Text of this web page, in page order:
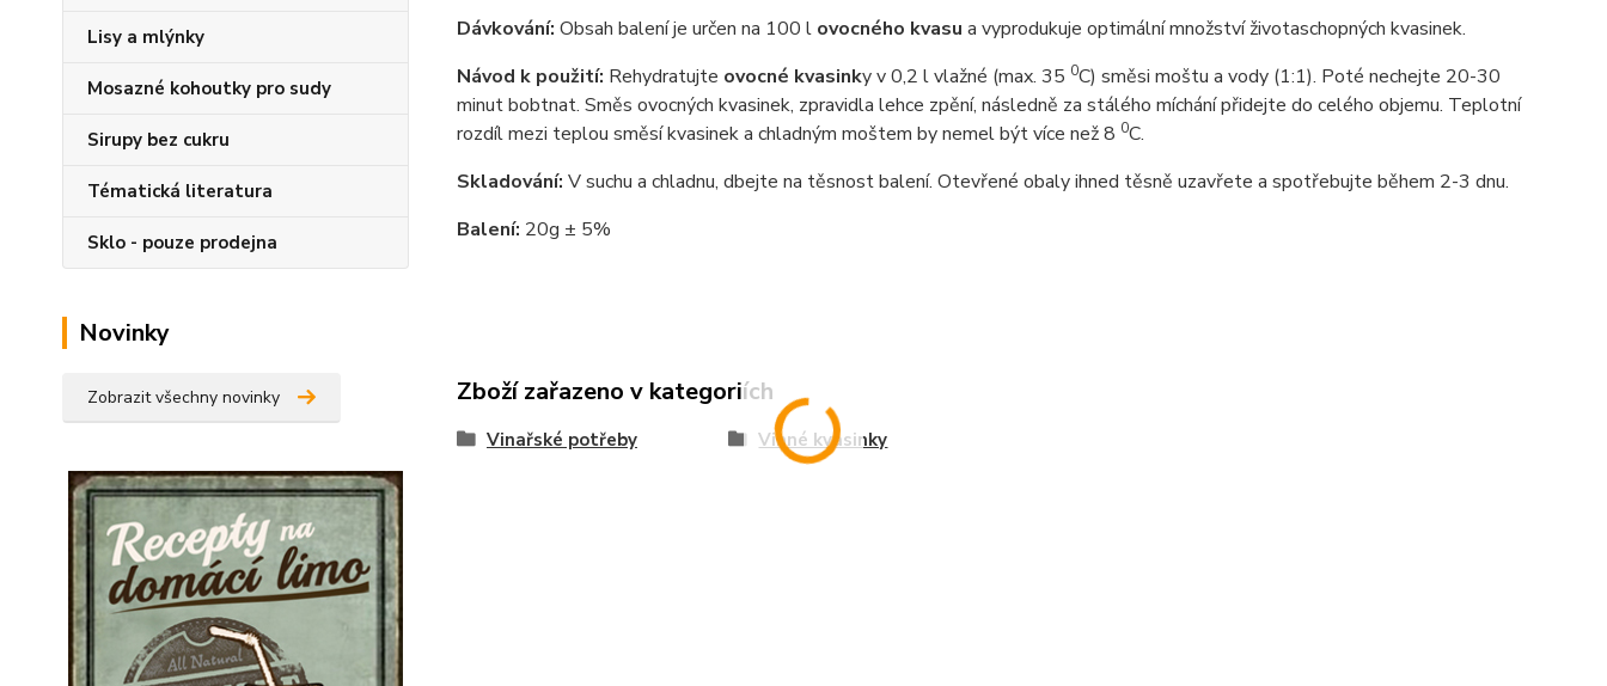
Lisy a mlýnky
Mosazné kohoutky pro sudy
Sirupy bez cukru
Tématická literatura
Sklo - pouze prodejna
Novinky
Zobrazit všechny novinky
Dávkování: Obsah balení je určen na 100 l ovocného kvasu a vyprodukuje optimální množství životaschopných kvasinek.
Návod k použití: Rehydratujte ovocné kvasinky v 0,2 l vlažné (max. 35 0C) směsi moštu a vody (1:1). Poté nechejte 20-30
minut bobtnat. Směs ovocných kvasinek, zpravidla lehce zpění, následně za stálého míchání přidejte do celého objemu. Teplotní
rozdíl mezi teplou směsí kvasinek a chladným moštem by nemel být více než 8 0C.
Skladování: V suchu a chladnu, dbejte na těsnost balení. Otevřené obaly ihned těsně uzavřete a spotřebujte během 2-3 dnu.
Balení: 20g ± 5%
Zboží zařazeno v kategoriích
Vinařské potřeby Vinné kvasinky